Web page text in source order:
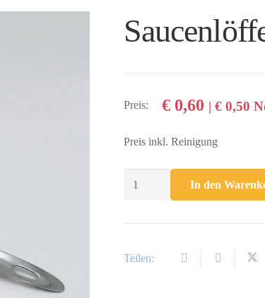
Preis: € 0,60 |€ 0,50
Preis inkl. Reinigung
In den
Teilen: